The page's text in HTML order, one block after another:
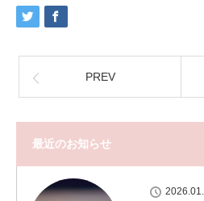
PREV
最近のお知らせ